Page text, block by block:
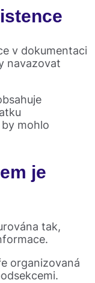
v dokumentaci
navazovat
mohlo
je
tak,
organizovaná